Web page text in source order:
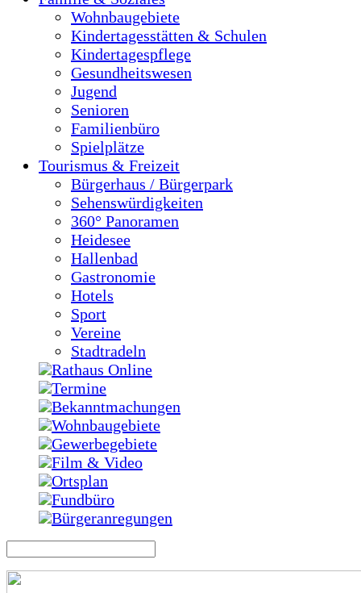
Wohnbaugebiete
Kindertagesstätten & Schulen
Kindertagespflege
Gesundheitswesen
Jugend
Senioren
Familienbüro
Spielplätze
Tourismus & Freizeit
Bürgerhaus / Bürgerpark
Sehenswürdigkeiten
360° Panoramen
Heidesee
Hallenbad
Gastronomie
Hotels
Sport
Vereine
Stadtradeln
Rathaus Online
Termine
Bekanntmachungen
Wohnbaugebiete
Gewerbegebiete
Film & Video
Ortsplan
Fundbüro
Bürgeranregungen